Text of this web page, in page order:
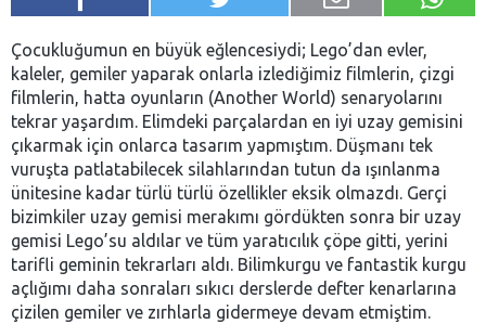
Çocukluğumun en büyük eğlencesiydi; Lego’dan evler,
kaleler, gemiler yaparak onlarla izlediğimiz filmlerin, çizgi
filmlerin, hatta oyunların (Another World) senaryolarını
tekrar yaşardım. Elimdeki parçalardan en iyi uzay gemisini
çıkarmak için onlarca tasarım yapmıştım. Düşmanı tek
vuruşta patlatabilecek silahlarından tutun da ışınlanma
ünitesine kadar türlü türlü özellikler eksik olmazdı. Gerçi
bizimkiler uzay gemisi merakımı gördükten sonra bir uzay
gemisi Lego’su aldılar ve tüm yaratıcılık çöpe gitti, yerini
tarifli geminin tekrarları aldı. Bilimkurgu ve fantastik kurgu
açlığımı daha sonraları sıkıcı derslerde defter kenarlarına
çizilen gemiler ve zırhlarla gidermeye devam etmiştim.